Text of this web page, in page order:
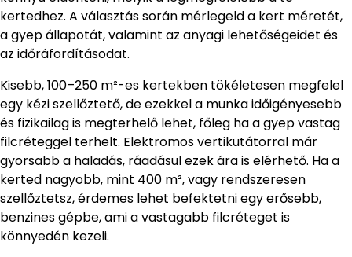
kertedhez. A választás során mérlegeld a kert méretét,
a gyep állapotát, valamint az anyagi lehetőségeidet és
az időráfordításodat.
Kisebb, 100–250 m²-es kertekben tökéletesen megfelel
egy kézi szellőztető, de ezekkel a munka időigényesebb
és fizikailag is megterhelő lehet, főleg ha a gyep vastag
filcréteggel terhelt. Elektromos vertikutátorral már
gyorsabb a haladás, ráadásul ezek ára is elérhető. Ha a
kerted nagyobb, mint 400 m², vagy rendszeresen
szellőztetsz, érdemes lehet befektetni egy erősebb,
benzines gépbe, ami a vastagabb filcréteget is
könnyedén kezeli.